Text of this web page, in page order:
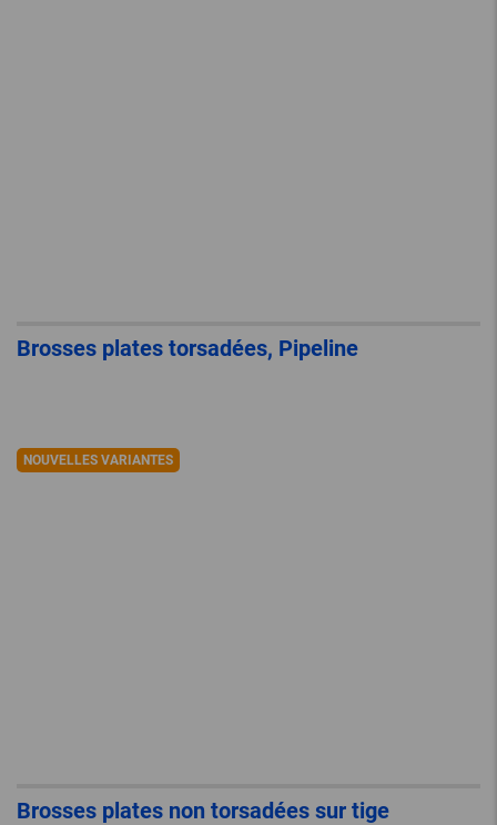
Brosses plates torsadées, Pipeline
NOUVELLES VARIANTES
Brosses plates non torsadées sur tige